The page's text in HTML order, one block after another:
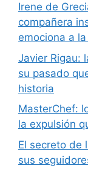
Irene de
compañera
emociona a
Javier Rigau:
su pasado
historia
MasterChef:
la expulsión
El secreto de
sus